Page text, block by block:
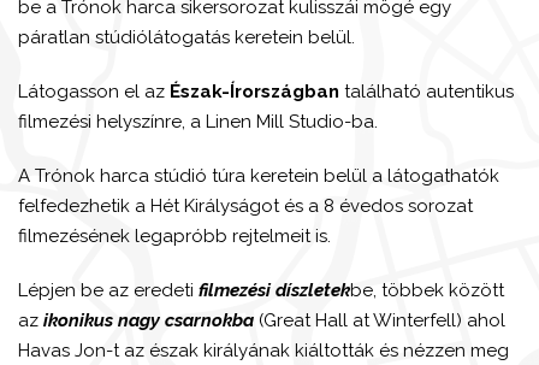
be a Trónok harca sikersorozat kulisszái mögé egy
páratlan stúdiólátogatás keretein belül.
Látogasson el az Észak-Írországban található autentikus
filmezési helyszínre, a Linen Mill Studio-ba.
A Trónok harca stúdió túra keretein belül a látogathatók
felfedezhetik a Hét Királyságot és a 8 évedos sorozat
filmezésének legapróbb rejtelmeit is.
Lépjen be az eredeti filmezési díszletekbe, többek között
az ikonikus nagy csarnokba (Great Hall at Winterfell) ahol
Havas Jon-t az észak királyának kiáltották és nézzen meg